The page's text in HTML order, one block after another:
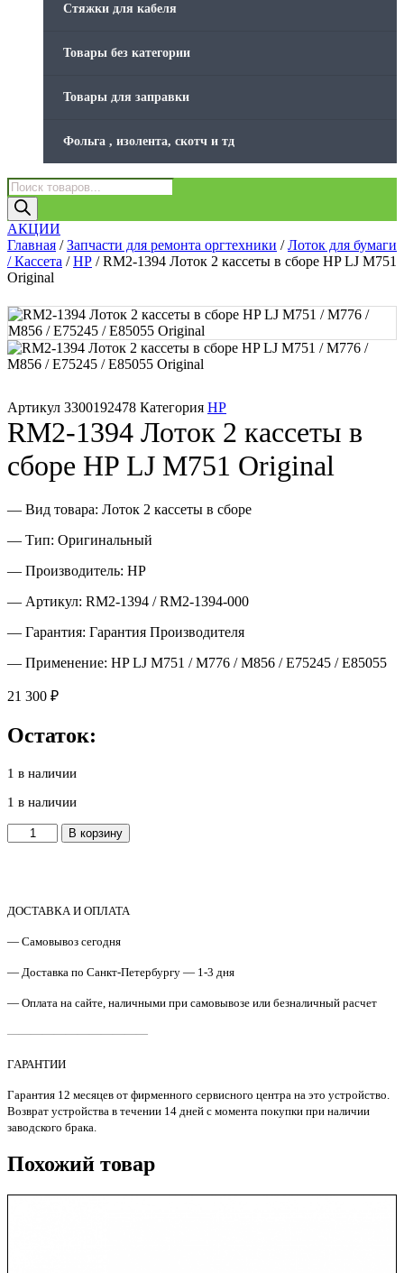
Стяжки для кабеля
Товары без категории
Товары для заправки
Фольга , изолента, скотч и тд
Поиск
товаров
АКЦИИ
Главная /Запчасти для ремонта оргтехники /Лоток для бумаги
/ Кассета /HP / RM2-1394 Лоток 2 кассеты в сборе HP LJ M751
Original
Артикул 3300192478 Категория HP
RM2-1394 Лоток 2 кассеты в
сборе HP LJ M751 Original
— Вид товара: Лоток 2 кассеты в сборе
— Тип: Оригинальный
— Производитель: HP
— Артикул: RM2-1394 / RM2-1394-000
— Гарантия: Гарантия Производителя
— Применение: HP LJ M751 / M776 / M856 / E75245 / E85055
21 300 ₽
Остаток:
1 в наличии
1 в наличии
Количество
товара
2
в
HP
M751
В корзину
ДОСТАВКА И ОПЛАТА
— Самовывоз сегодня
— Доставка по Санкт-Петербургу — 1-3 дня
— Оплата на сайте, наличными при самовывозе или безналичный расчет
————————————
ГАРАНТИИ
Гарантия 12 месяцев от фирменного сервисного центра на это устройство.
Возврат устройства в течении 14 дней с момента покупки при наличии
заводского брака.
Похожий товар